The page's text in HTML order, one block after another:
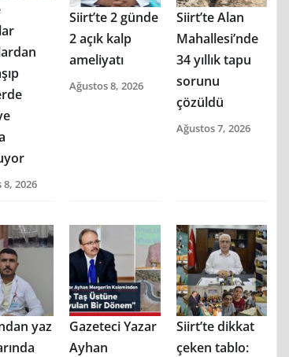
2026
Siirt’te 2 günde
2 açık kalp
ameliyatı
Ağustos 8, 2026
Siirt’te Alan
Mahallesi’nde
34 yıllık tapu
sorunu
çözüldü
Ağustos 7, 2026
yaz
Gazeteci Yazar
Ayhan
Siirt’te dikkat
çeken tablo: